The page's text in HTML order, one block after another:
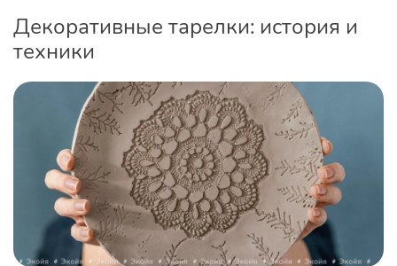
Декоративные тарелки: история и
техники